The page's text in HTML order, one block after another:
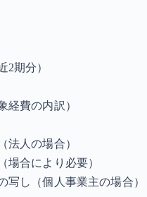
2期分）
経費の内訳）
法人の場合）
場合により必要）
写し（個人事業主の場合）